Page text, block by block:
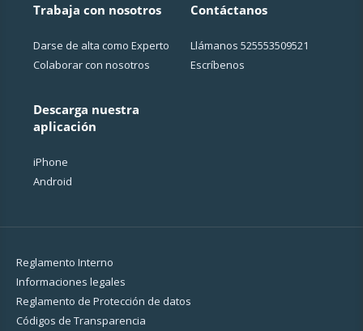
Trabaja con nosotros
Darse de alta como Experto
Colaborar con nosotros
Descarga nuestra
aplicación
iPhone
Android
Contáctanos
Llámanos 525553509521
Escríbenos
Reglamento Interno
Informaciones legales
Reglamento de Protección de datos
Códigos de Transparencia